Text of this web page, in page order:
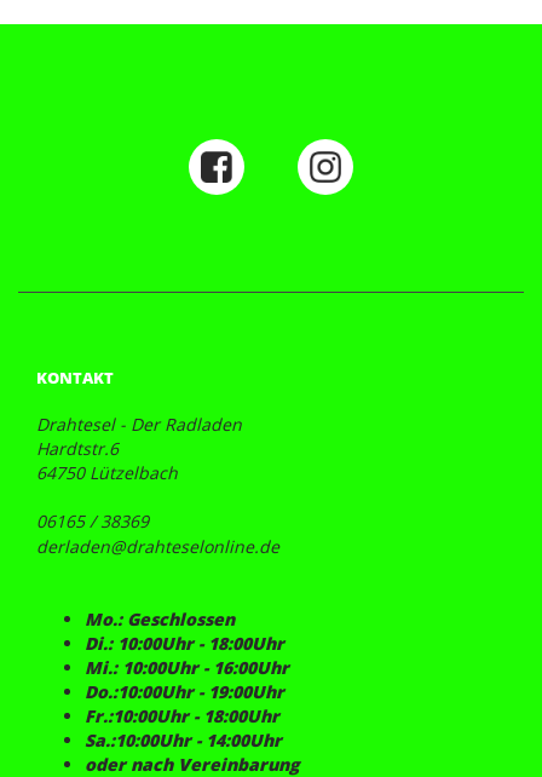
KONTAKT
Drahtesel - Der Radladen
Hardtstr.6
64750 Lützelbach
06165 / 38369
derladen@drahteselonline.de
Mo.: Geschlossen
Di.: 10:00Uhr - 18:00Uhr
Mi.: 10:00Uhr - 16:00Uhr
Do.:10:00Uhr - 19:00Uhr
Fr.:10:00Uhr - 18:00Uhr
Sa.:10:00Uhr - 14:00Uhr
oder nach Vereinbarung